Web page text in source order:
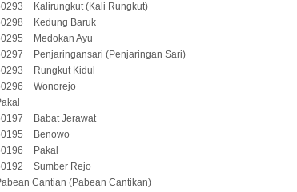
Kalirungkut (Kali Rungkut)
Kedung Baruk
Medokan Ayu
Penjaringansari (Penjaringan Sari)
Rungkut Kidul
Wonorejo
Babat Jerawat
Benowo
Pakal
Sumber Rejo
Cantian (Pabean Cantikan)